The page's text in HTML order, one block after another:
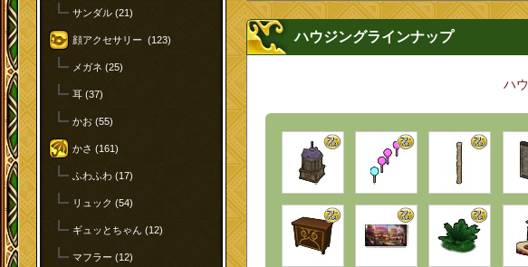
サンダル (21)
顔アクセサリー (123)
メガネ (25)
耳 (37)
かお (55)
かさ (161)
ふわふわ (17)
リュック (54)
ギュッとちゃん (12)
マフラー (12)
ハウジングラインナップ
ハ